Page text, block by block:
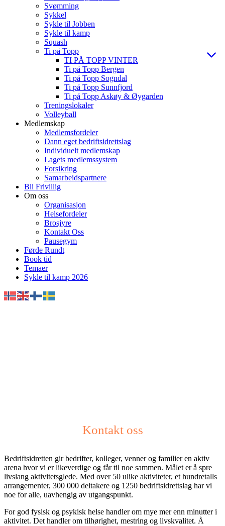
Svømming
Sykkel
Sykle til Jobben
Sykle til kamp
Squash
Ti på Topp
TI PÅ TOPP VINTER
Ti på Topp Bergen
Ti på Topp Sogndal
Ti på Topp Sunnfjord
Ti på Topp Askøy & Øygarden
Treningslokaler
Volleyball
Medlemskap
Medlemsfordeler
Dann eget bedriftsidrettslag
Individuelt medlemskap
Lagets medlemssystem
Forsikring
Samarbeidspartnere
Bli Frivillig
Om oss
Organisasjon
Helsefordeler
Brosjyre
Kontakt Oss
Pausegym
Førde Rundt
Book tid
Temaer
Sykle til kamp 2026
Kontakt oss
Bedriftsidretten gir bedrifter, kolleger, venner og familier en aktiv
arena hvor vi er likeverdige og får til noe sammen. Målet er å spre
livslang aktivitetsglede. Med over 50 ulike aktiviteter, et hundretalls
arrangementer, 300 000 deltakere og 1250 bedriftsidrettslag har vi
noe for alle, uavhengig av utgangspunkt.
For god fysisk og psykisk helse handler om mye mer enn minutter i
aktivitet. Det handler om tilhørighet, mestring og livskvalitet. Å